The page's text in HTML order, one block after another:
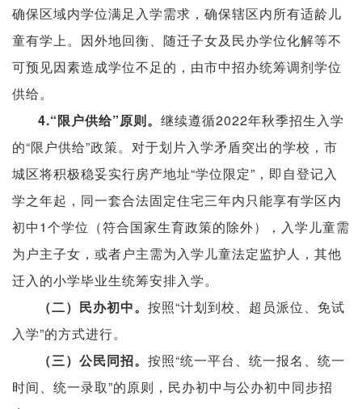
确保区域内学位满足入学需求，确保辖区内所有适龄儿
童有学上。因外地回衡、随迁子女及民办学位化解等不
可预见因素造成学位不足的，由市中招办统筹调剂学位
供给。
4.“限户供给”原则。 继续遵循2022年秋季招生入学
的“限户供给”政策。对于划片入学矛盾突出的学校，市
城区将积极稳妥实行房产地址“学位限定”，即自登记入
学之年起，同一套合法固定住宅三年内只能享有学区内
初中1个学位（符合国家生育政策的除外），入学儿童需
为户主子女，或者户主需为入学儿童法定监护人，其他
迁入的小学毕业生统筹安排入学。
（二）民办初中。 按照“计划到校、超员派位、免试
入学”的方式进行。
（三）公民同招。 按照“统一平台、统一报名、统一
时间、统一录取”的原则，民办初中与公办初中同步招